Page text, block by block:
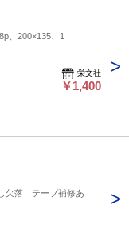
、200×135、1
栄文社
￥1,400
欠落 テープ補修あ